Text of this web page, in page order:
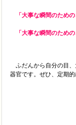
「大事な瞬間のための
「大事な瞬間のための
ふだんから自分の目
器官です。ぜひ、定期